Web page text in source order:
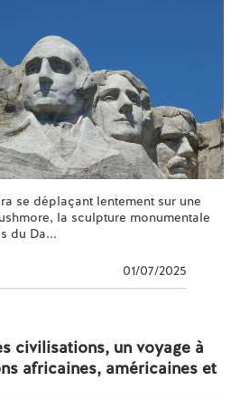
se déplaçant lentement sur une
la sculpture monumentale
du Da...
01/07/2025
civilisations, un voyage à
africaines, américaines et